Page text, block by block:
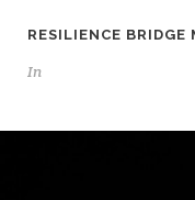
RESILIENCE BRIDGE
In